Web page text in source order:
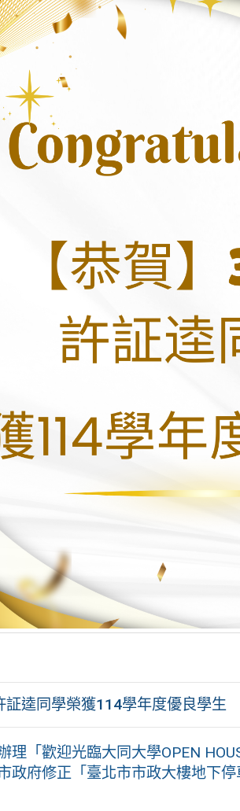
証逵同學榮獲114學年度優良學生
理「歡迎光臨大同大學OPEN
政府修正「臺北市市政大樓地下